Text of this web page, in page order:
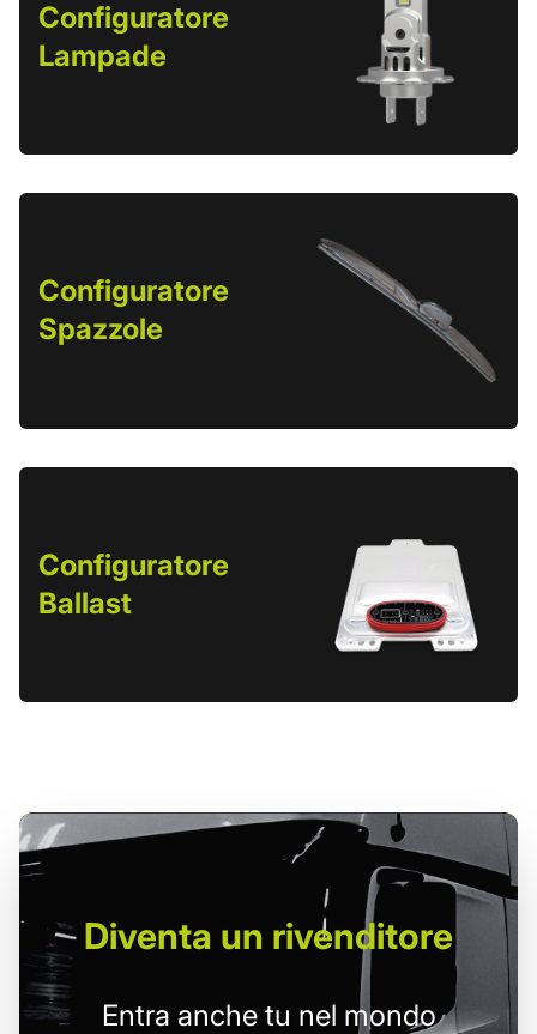
Configuratore
Lampade
Configuratore
Spazzole
Configuratore
Ballast
Diventa un rivenditore
Entra anche tu nel mondo